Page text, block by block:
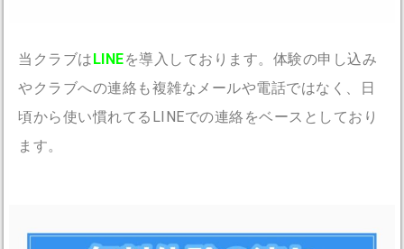
当クラブはLINEを導入しております。体験の申し込み
やクラブへの連絡も複雑なメールや電話ではなく、日
頃から使い慣れてるLINEでの連絡をベースとしており
ます。